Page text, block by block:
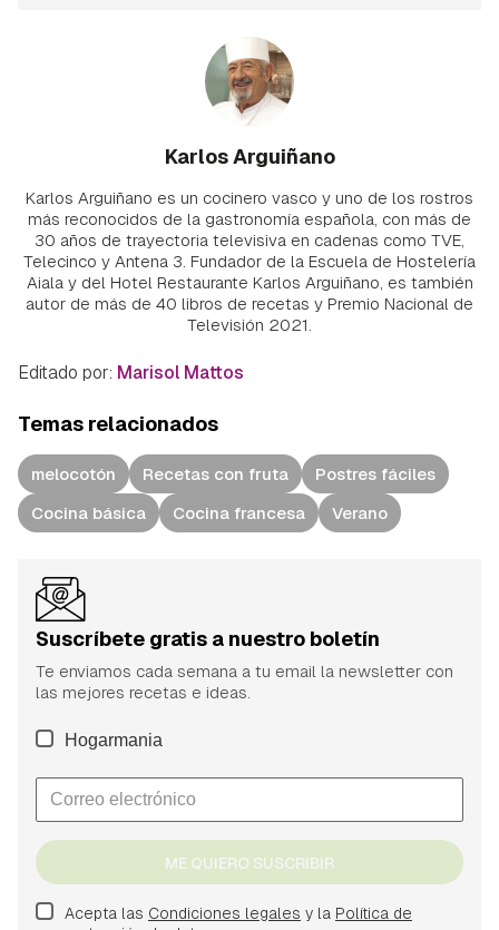
Karlos Arguiñano
Karlos Arguiñano es un cocinero vasco y uno de los rostros
más reconocidos de la gastronomía española, con más de
30 años de trayectoria televisiva en cadenas como TVE,
Telecinco y Antena 3. Fundador de la Escuela de Hostelería
Aiala y del Hotel Restaurante Karlos Arguiñano, es también
autor de más de 40 libros de recetas y Premio Nacional de
Televisión 2021.
Editado por: Marisol Mattos
Temas relacionados
melocotón Recetas con fruta
Postres fáciles
Cocina básica
Cocina francesa Verano
Suscríbete gratis a nuestro boletín
Te enviamos cada semana a tu email la newsletter con
las mejores recetas e ideas.
Hogarmania
ME QUIERO SUSCRIBIR
Acepta las Condiciones legales y la Política de